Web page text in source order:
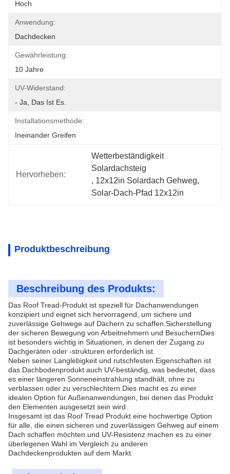
Hoch
Anwendung:
Dachdecken
Gewährleistung:
10 Jahre
UV-Widerstand:
- Ja, Das Ist Es.
Installationsmethode:
Ineinander Greifen
Hervorheben:
Wetterbeständigkeit
Solardachsteig
, 12x12in Solardach Gehweg,
Solar-Dach-Pfad 12x12in
Produktbeschreibung
Beschreibung des Produkts:
Das Roof Tread-Produkt ist speziell für Dachanwendungen
konzipiert und eignet sich hervorragend, um sichere und
zuverlässige Gehwege auf Dächern zu schaffen.Sicherstellung
der sicheren Bewegung von Arbeitnehmern und BesuchernDies
ist besonders wichtig in Situationen, in denen der Zugang zu
Dachgeräten oder -strukturen erforderlich ist.
Neben seiner Langlebigkeit und rutschfesten Eigenschaften ist
das Dachbodenprodukt auch UV-beständig, was bedeutet, dass
es einer längeren Sonneneinstrahlung standhält, ohne zu
verblassen oder zu verschlechtern.Dies macht es zu einer
idealen Option für Außenanwendungen, bei denen das Produkt
den Elementen ausgesetzt sein wird.
Insgesamt ist das Roof Tread Produkt eine hochwertige Option
für alle, die einen sicheren und zuverlässigen Gehweg auf einem
Dach schaffen möchten.und UV-Resistenz machen es zu einer
überlegenen Wahl im Vergleich zu anderen
Dachdeckenprodukten auf dem Markt.